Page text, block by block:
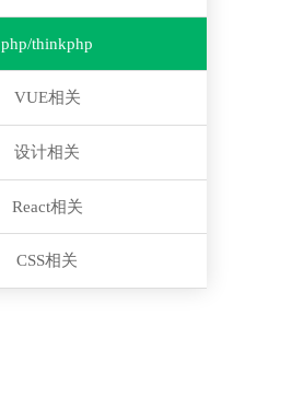
php/thinkphp
VUE相关
设计相关
React相关
CSS相关